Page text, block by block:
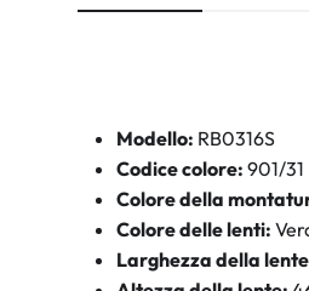
Modello: RB0316S
Codice colore: 901/31
Colore della
Colore delle lenti:
Larghezza della